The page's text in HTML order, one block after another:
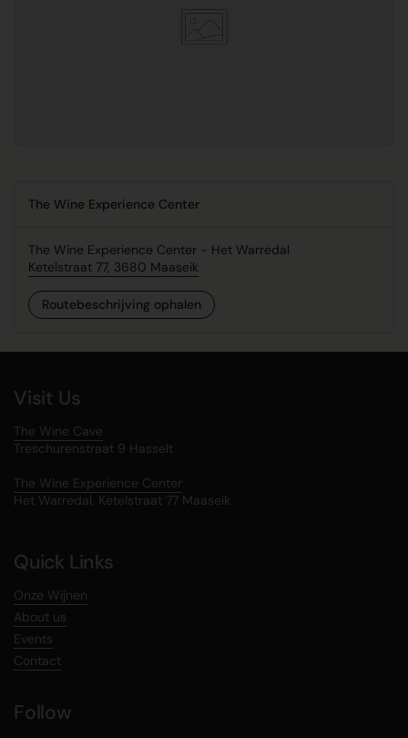
The Wine Experience Center
The Wine Experience Center - Het Warredal
Ketelstraat 77, 3680 Maaseik
Routebeschrijving ophalen
Visit Us
The Wine Cave
Treschurenstraat 9 Hasselt
The Wine Experience Center
Het Warredal, Ketelstraat 77 Maaseik
Quick Links
Onze Wijnen
About us
Events
Contact
Follow